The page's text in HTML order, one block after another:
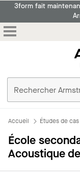
3form fait
Accueil Études de cas
École
Acoustique